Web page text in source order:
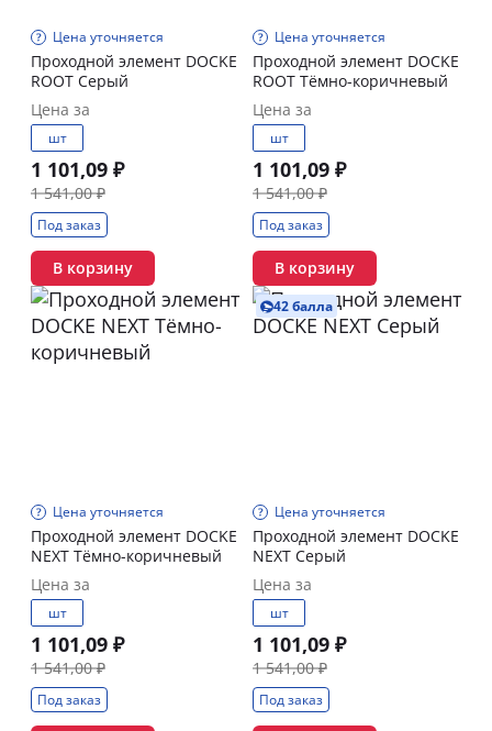
Цена уточняется
Проходной элемент DOCKE
ROOT Серый
Цена за
шт
1 101,09 ₽
1 541,00 ₽
Под заказ
В корзину
Цена уточняется
Проходной элемент DOCKE
ROOT Тёмно-коричневый
Цена за
шт
1 101,09 ₽
1 541,00 ₽
Под заказ
В корзину
Цена уточняется
Проходной элемент DOCKE
NEXT Тёмно-коричневый
Цена за
шт
1 101,09 ₽
1 541,00 ₽
Под заказ
42 балла
Цена уточняется
Проходной элемент DOCKE
NEXT Серый
Цена за
шт
1 101,09 ₽
1 541,00 ₽
Под заказ